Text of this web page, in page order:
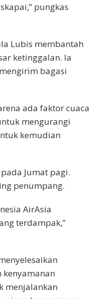
pungkas
Lubis membantah
ketinggalan. Ia
bagasi
ada faktor cuaca
mengurangi
kemudian
Jumat pagi.
penumpang.
AirAsia
terdampak,”
menjalankan